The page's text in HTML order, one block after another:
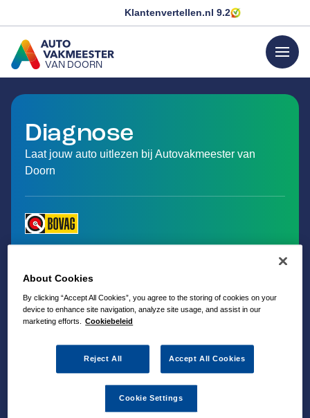
About Cookies
By clicking “Accept All Cookies”, you agree to the storing of cookies on your
device to enhance site navigation, analyze site usage, and assist in our
marketing efforts. Cookiebeleid
Reject All Accept All Cookies
Cookie Settings
Klantenvertellen.nl 9.2
VAN DOORN
GA NAAR DE HOMEPAGINA
menu
Diagnose
Laat jouw auto uitlezen bij Autovakmeester van
Doorn